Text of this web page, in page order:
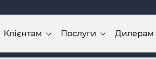
Клієнтам Послуги Дилерам